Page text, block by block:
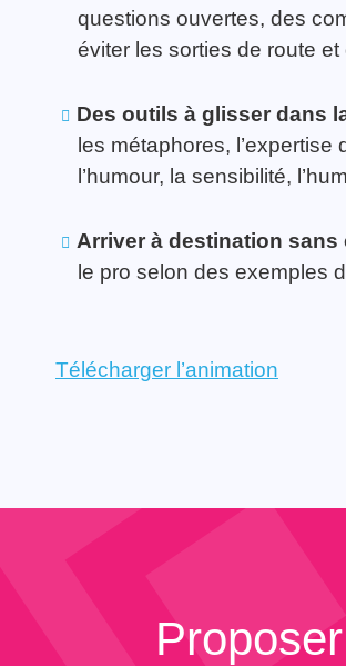
questions ouvertes, des
éviter les sorties de route
Des outils à glisser dans
les métaphores, l’expertise
l’humour, la sensibilité,
Arriver à destination sans
le pro selon des exemples
Télécharger l’animation